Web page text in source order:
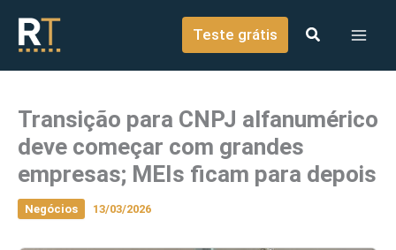
conteúdo
Teste grátis
Transição para CNPJ alfanumérico
deve começar com grandes
empresas; MEIs ficam para depois
Negócios 13/03/2026